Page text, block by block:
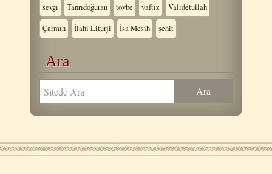
sevgi Tanrıdoğuran tövbe vaftiz Validetullah
Çarmıh İlahi Liturji İsa Mesih şehit
Ara